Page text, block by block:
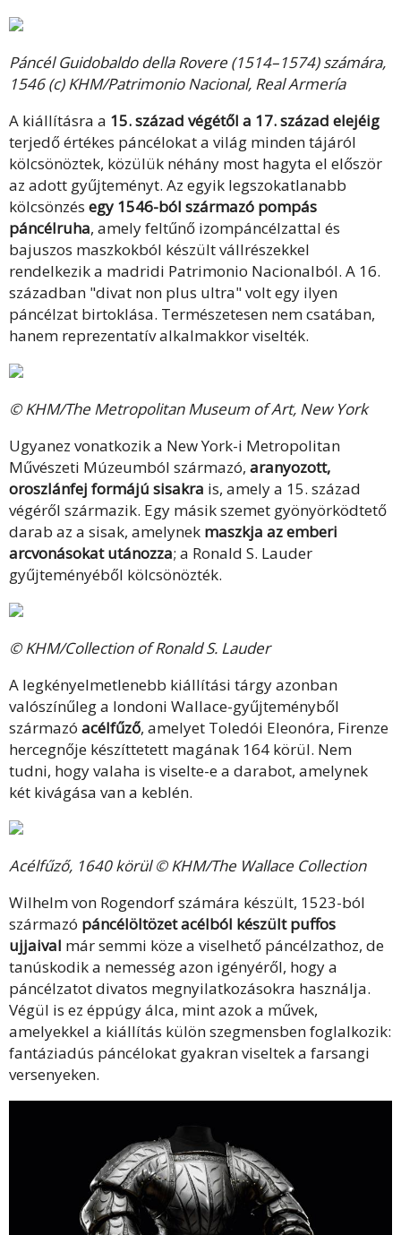
Páncél Guidobaldo della Rovere (1514–1574) számára,
1546 (c) KHM/Patrimonio Nacional, Real Armería
A kiállításra a 15. század végétől a 17. század elejéig
terjedő értékes páncélokat a világ minden tájáról
kölcsönöztek, közülük néhány most hagyta el először
az adott gyűjteményt. Az egyik legszokatlanabb
kölcsönzés egy 1546-ból származó pompás
páncélruha, amely feltűnő izompáncélzattal és
bajuszos maszkokból készült vállrészekkel
rendelkezik a madridi Patrimonio Nacionalból. A 16.
században "divat non plus ultra" volt egy ilyen
páncélzat birtoklása. Természetesen nem csatában,
hanem reprezentatív alkalmakkor viselték.
© KHM/The Metropolitan Museum of Art, New York
Ugyanez vonatkozik a New York-i Metropolitan
Művészeti Múzeumból származó, aranyozott,
oroszlánfej formájú sisakra is, amely a 15. század
végéről származik. Egy másik szemet gyönyörködtető
darab az a sisak, amelynek maszkja az emberi
arcvonásokat utánozza; a Ronald S. Lauder
gyűjteményéből kölcsönözték.
© KHM/Collection of Ronald S. Lauder
A legkényelmetlenebb kiállítási tárgy azonban
valószínűleg a londoni Wallace-gyűjteményből
származó acélfűző, amelyet Toledói Eleonóra, Firenze
hercegnője készíttetett magának 164 körül. Nem
tudni, hogy valaha is viselte-e a darabot, amelynek
két kivágása van a keblén.
Acélfűző, 1640 körül © KHM/The Wallace Collection
Wilhelm von Rogendorf számára készült, 1523-ból
származó páncélöltözet acélból készült puffos
ujjaival már semmi köze a viselhető páncélzathoz, de
tanúskodik a nemesség azon igényéről, hogy a
páncélzatot divatos megnyilatkozásokra használja.
Végül is ez éppúgy álca, mint azok a művek,
amelyekkel a kiállítás külön szegmensben foglalkozik:
fantáziadús páncélokat gyakran viseltek a farsangi
versenyeken.